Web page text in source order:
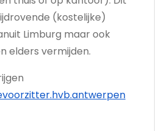
(kostelijke)
Limburg maar ook
elders vermijden.